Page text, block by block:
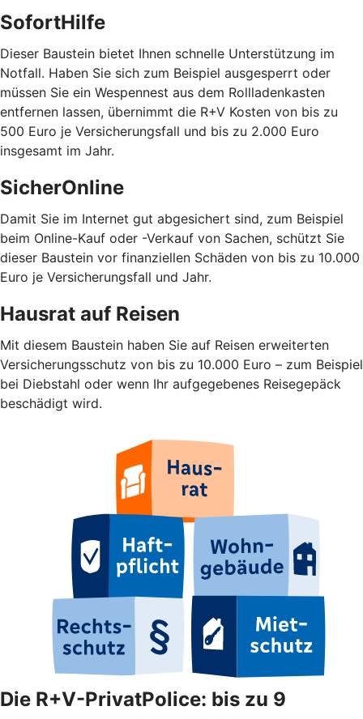
SofortHilfe
Dieser Baustein bietet Ihnen schnelle Unterstützung im
Notfall. Haben Sie sich zum Beispiel ausgesperrt oder
müssen Sie ein Wespennest aus dem Rollladenkasten
entfernen lassen, übernimmt die R+V Kosten von bis zu
500 Euro je Versicherungsfall und bis zu 2.000 Euro
insgesamt im Jahr.
SicherOnline
Damit Sie im Internet gut abgesichert sind, zum Beispiel
beim Online-Kauf oder -Verkauf von Sachen, schützt Sie
dieser Baustein vor finanziellen Schäden von bis zu 10.000
Euro je Versicherungsfall und Jahr.
Hausrat auf Reisen
Mit diesem Baustein haben Sie auf Reisen erweiterten
Versicherungsschutz von bis zu 10.000 Euro – zum Beispiel
bei Diebstahl oder wenn Ihr aufgegebenes Reisegepäck
beschädigt wird.
Die R+V-PrivatPolice: bis zu 9